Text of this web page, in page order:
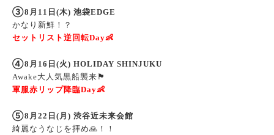
③8 月 11 日(木) 池袋EDGE
かなり新鮮！？
セットリスト逆回転Day👶
④8 月 16 日(火) HOLIDAY SHINJUKU
Awake大人気黒船襲来🏴
軍服赤リップ降臨Day👶
⑤8 月 22 日( 月 ) 渋谷近未来会館
綺麗なうなじを拝め🙏 ！！